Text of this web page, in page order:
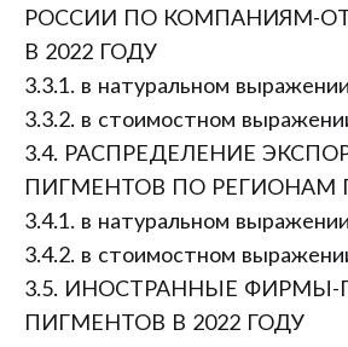
РОССИИ ПО КОМПАНИЯМ-
В 2022 ГОДУ
3.3.1. в натуральном выражении
3.3.2. в стоимостном
3.4. РАСПРЕДЕЛЕНИЕ
ПИГМЕНТОВ ПО РЕГИОНАМ
3.4.1. в натуральном выражении
3.4.2. в стоимостном
3.5. ИНОСТРАННЫЕ ФИРМЫ-
ПИГМЕНТОВ В 2022 ГОДУ